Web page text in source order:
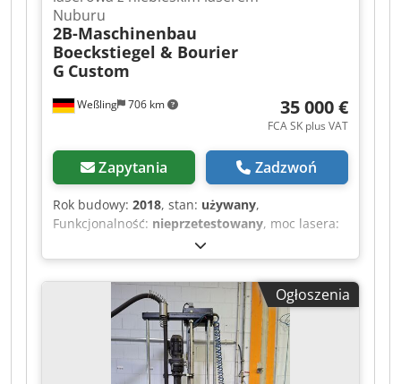
Weßling 706 km
Nuburu
2B-Maschinenbau
Boeckstiegel & Bourier
G Custom
35 000 €
FCA SK plus VAT
Zapytania Zadzwoń
Rok budowy: 2018, stan: używany,
Funkcjonalność: nieprzetestowany, moc lasera:
, długość fali lasera:
Indywidualnie zaprojektowana laserowa
instalacja laboratoryjna (CNC 3-osiowa) z
niebieskim laserem Nuburu – rok produkcji
2018. Oferujemy używaną, indywidualnie
zaprojektowaną specjalną instalację laserową do
zastosowań laboratoryjnych
(„LaserProcessingCell / LPC-CNC”, projekt P106),
Ogłoszenia